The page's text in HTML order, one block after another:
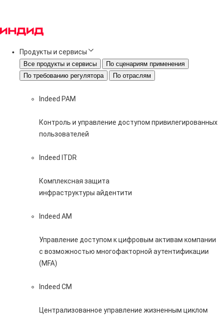
Продукты и сервисы
Все продукты и сервисы
По сценариям применения
По требованию регулятора
По отраслям
Indeed PAM
Контроль и управление доступом привилегированных
пользователей
Indeed ITDR
Комплексная защита
инфраструктуры айдентити
Indeed AM
Управление доступом к цифровым активам компании
с возможностью многофакторной аутентификации
(MFA)
Indeed CM
Централизованное управление жизненным циклом